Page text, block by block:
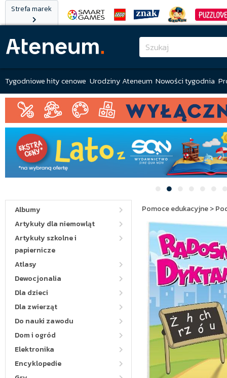
Strefa marek
Tygodniowe hity cenowe Urodziny Ateneum Nowości tygodnia
Albumy
Artykuły dla niemowląt
Artykuły szkolne i
papiernicze
Atlasy
Dewocjonalia
Dla dzieci
Dla zwierząt
Do nauki zawodu
Dom i ogród
Elektronika
Encyklopedie
Pomoce edukacyjne>